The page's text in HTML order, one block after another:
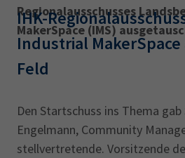
Regional­ausschusses
MakerSpace (IMS)
IHK-
Industrial
Feld
Den Startschuss ins Thema gab
Engelmann, Community
stellvertretende. Vorsitzende